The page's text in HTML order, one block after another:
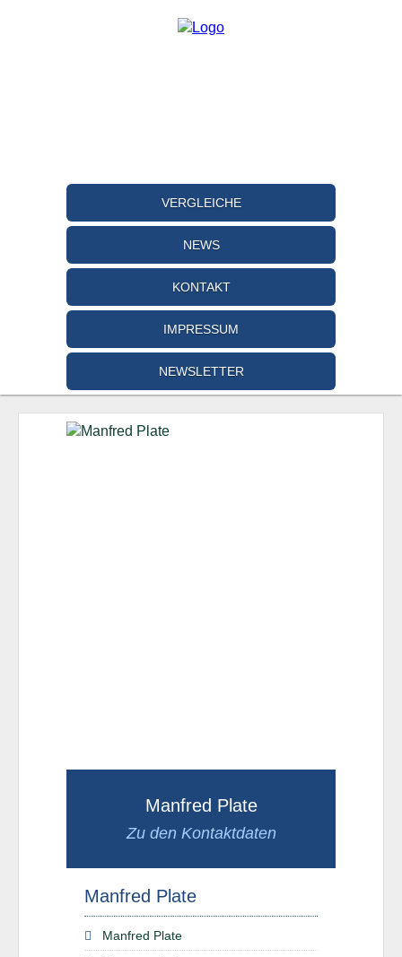
VERGLEICHE
NEWS
KONTAKT
IMPRESSUM
NEWSLETTER
Manfred Plate
Zu den Kontaktdaten
Manfred Plate
Manfred Plate